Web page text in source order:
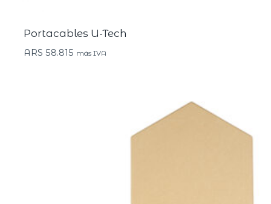
Portacables U-Tech
ARS 58.815 más IVA